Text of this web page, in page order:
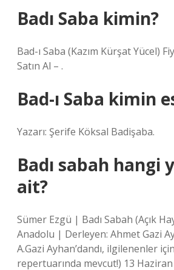
Badı Saba kimin?
Bad-ı Saba (Kazım Kürşat Yücel)
Satın Al – .
Bad-ı Saba kimin
Yazarı: Şerife Köksal Badişaba.
Badı sabah hangi
ait?
Sümer Ezgü | Badı Sabah (Açık
Anadolu | Derleyen: Ahmet Gazi
A.Gazi Ayhan’dandı, ilgilenenler
repertuarında mevcut!) 13